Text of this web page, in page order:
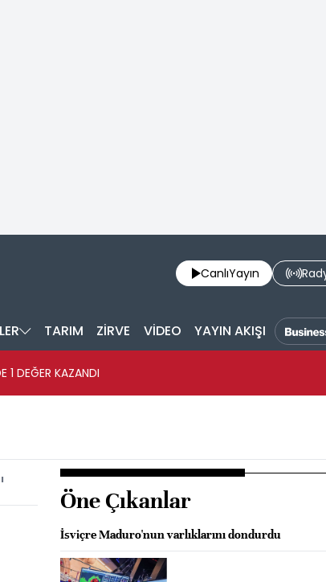
CanlıYayın
TARIM ZİRVE VİDEO YAYIN AKIŞI
1 DEĞER KAZANDI
Öne Çıkanlar
İsviçre Maduro'nun varlıklarını dondurdu